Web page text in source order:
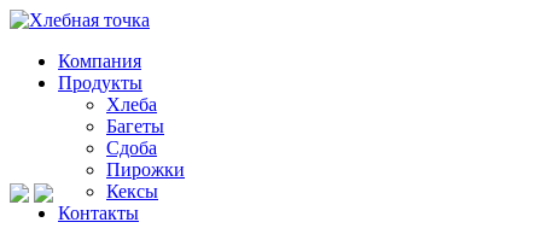
Компания
Продукты
Хлеба
Багеты
Сдоба
Пирожки
Кексы
Контакты